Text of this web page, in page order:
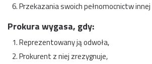
Przekazania swoich pełnomocnictw
Prokura wygasa, gdy:
Reprezentowany ją odwoła,
Prokurent z niej zrezygnuje,